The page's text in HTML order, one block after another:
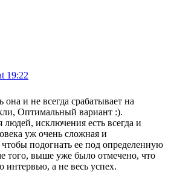
19:22
она и не всегда срабатывает на
Оптимальный вариант :).
исключения есть всегда и
уж очень сложная и
чтобы подогнать ее под определенную
того, выше уже было отмечено, что
интервью, а не весь успех.